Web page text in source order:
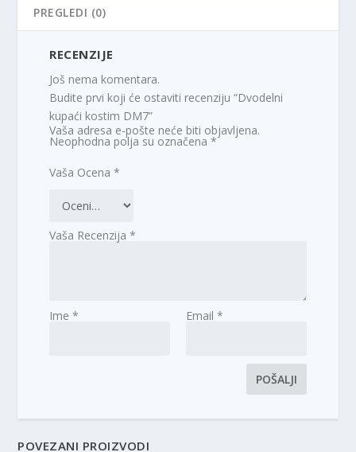
PREGLEDI (0)
RECENZIJE
Još nema komentara.
Budite prvi koji će ostaviti recenziju “Dvodelni
kupaći kostim DM7”
Vaša adresa e-pošte neće biti objavljena.
Neophodna polja su označena*
Vaša Ocena*
Vaša Recenzija*
Ime* Email *
POVEZANI PROIZVODI